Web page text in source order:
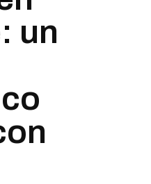
un